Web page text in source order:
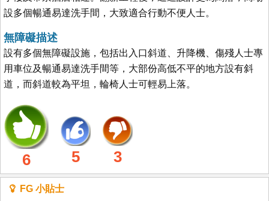
設多個暢通易達洗手間，大致適合行動不便人士。
無障礙描述
設有多個無障礙設施，包括出入口斜道、升降機、傷殘人士專
用車位及暢通易達洗手間等，大部份高低不平的地方設有斜
道，而斜道較為平坦，輪椅人士可輕易上落。
6 5 3
FG 小貼士